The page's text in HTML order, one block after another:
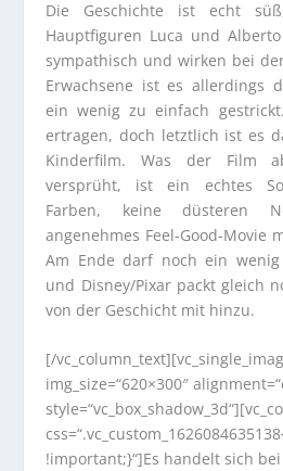
Die Geschichte ist echt
Hauptfiguren Luca und
sympathisch und wirken bei
Erwachsene ist es allerdings
ein wenig zu einfach
ertragen, doch letztlich ist es
Kinderfilm. Was der Film
versprüht, ist ein echtes
Farben, keine düsteren
angenehmes Feel-Good-Movie
Am Ende darf noch ein
und Disney/Pixar packt gleich
von der Geschicht mit hinzu.
[/
img_size=“620×300″
!important;}“]Es handelt sich bei